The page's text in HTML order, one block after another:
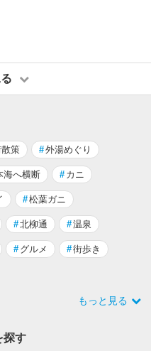
策 #外湯めぐり
海へ横断 # カニ
#松葉ガニ
#北柳通 #温泉
# グルメ #街歩き
もっと見る
探す